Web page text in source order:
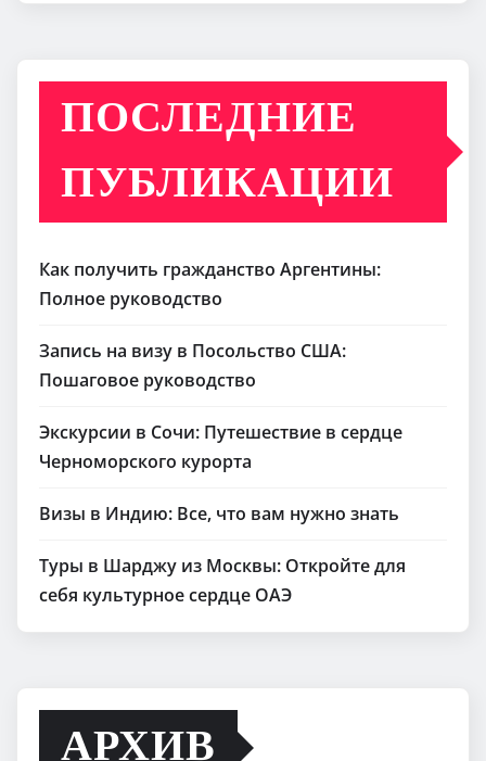
ПОСЛЕДНИЕ
ПУБЛИКАЦИИ
Как получить гражданство Аргентины:
Полное руководство
Запись на визу в Посольство США:
Пошаговое руководство
Экскурсии в Сочи: Путешествие в сердце
Черноморского курорта
Визы в Индию: Все, что вам нужно знать
Туры в Шарджу из Москвы: Откройте для
себя культурное сердце ОАЭ
АРХИВ